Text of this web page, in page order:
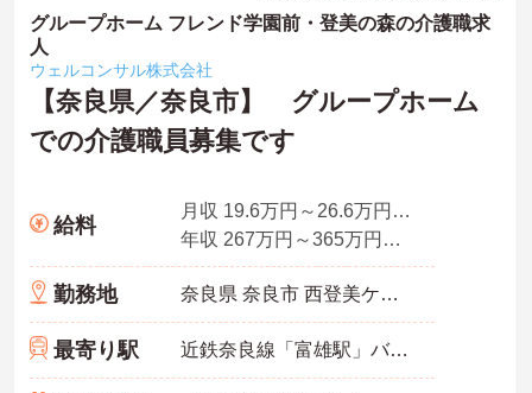
グループホーム フレンド学園前・登美の森の介護職求
人
ウェルコンサル株式会社
【奈良県／奈良市】 グループホーム
での介護職員募集です
給料
月収 19.6万円～26.6万円夜勤4回分、資格手当込
年収 267万円～365万円賞与2.0ヶ月分の場合
勤務地 奈良県 奈良市 西登美ケ丘7-13-31
最寄り駅 近鉄奈良線「富雄駅」バス・車8分